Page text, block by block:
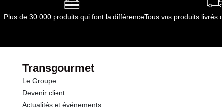
Plus de 30 000 produits qui font la différenceTous vos produits livrés
Transgourmet
Le Groupe
Devenir client
Actualités et événements